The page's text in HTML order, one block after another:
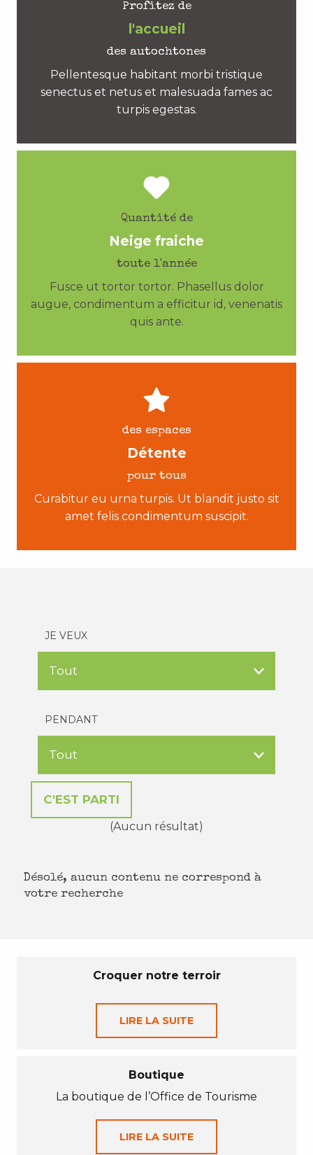
Profitez de
l'accueil
des autochtones
Pellentesque habitant morbi tristique
senectus et netus et malesuada fames ac
turpis egestas.
Quantité de
Neige fraiche
toute l'année
Fusce ut tortor tortor. Phasellus dolor
augue, condimentum a efficitur id, venenatis
quis ante.
des espaces
Détente
pour tous
Curabitur eu urna turpis. Ut blandit justo sit
amet felis condimentum suscipit.
JE VEUX
PENDANT
(Aucun résultat)
Désolé, aucun contenu ne correspond à
votre recherche
Croquer notre terroir
LIRE LA SUITE
Boutique
La boutique de l’Office de Tourisme
LIRE LA SUITE